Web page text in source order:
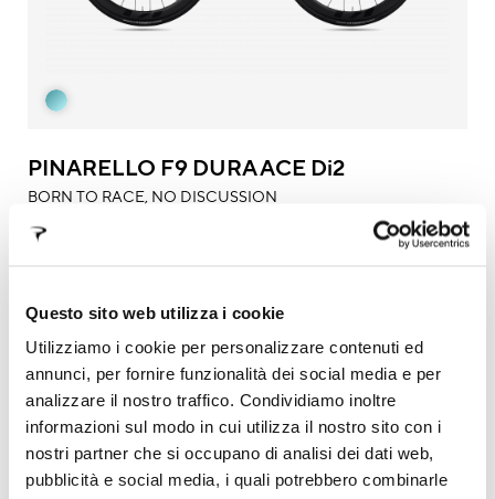
Questo sito web utilizza i cookie
Utilizziamo i cookie per personalizzare contenuti ed
annunci, per fornire funzionalità dei social media e per
analizzare il nostro traffico. Condividiamo inoltre
informazioni sul modo in cui utilizza il nostro sito con i
nostri partner che si occupano di analisi dei dati web,
pubblicità e social media, i quali potrebbero combinarle
PINARELLO F9 DURA ACE Di2
BORN TO RACE, NO DISCUSSION